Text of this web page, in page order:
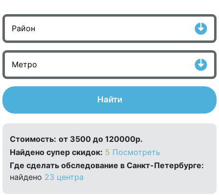
Найти
Стоимость: от 3500 до 120000р.
Найдено cупер скидок: 5 Посмотреть
Где сделать обследование в Санкт-Петербурге:
найдено 23 центра